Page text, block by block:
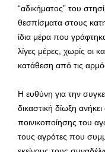
“αδικήματος” του
θεσπίσματα στους
ίδια μέρα που
λίγες μέρες, χωρίς οι
κατάθεση από τις
Η ευθύνη για την
δικαστική δίωξη
ποινικοποίησης του
τους αγρότες που